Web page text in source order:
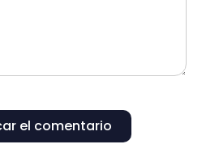
el comentario